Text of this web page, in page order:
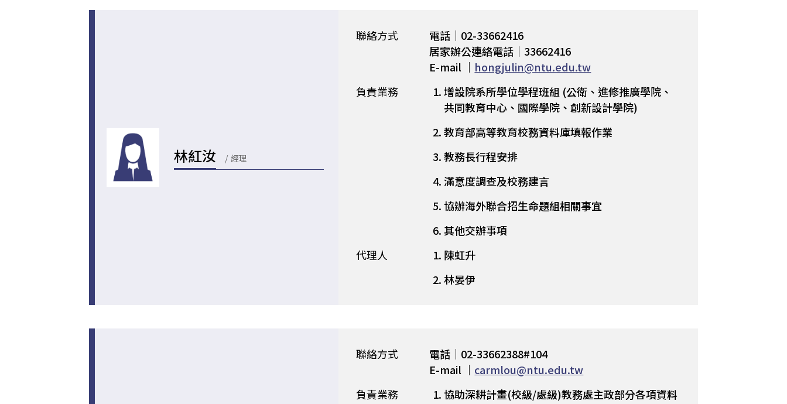
林紅汝 經理
聯絡方式
電話｜02-33662416
居家辦公連絡電話｜33662416
E-mail ｜ hongjulin@ntu.edu.tw
負責業務
增設院系所學位學程班組 (公衛、進修推廣學院、
共同教育中心、國際學院、創新設計學院)
教育部高等教育校務資料庫填報作業
教務長行程安排
滿意度調查及校務建言
協辦海外聯合招生命題組相關事宜
其他交辦事項
代理人
陳虹升
林晏伊
聯絡方式
電話｜02-33662388#104
E-mail ｜ carmlou@ntu.edu.tw
負責業務
協助深耕計畫(校級/處級)教務處主政部分各項資料